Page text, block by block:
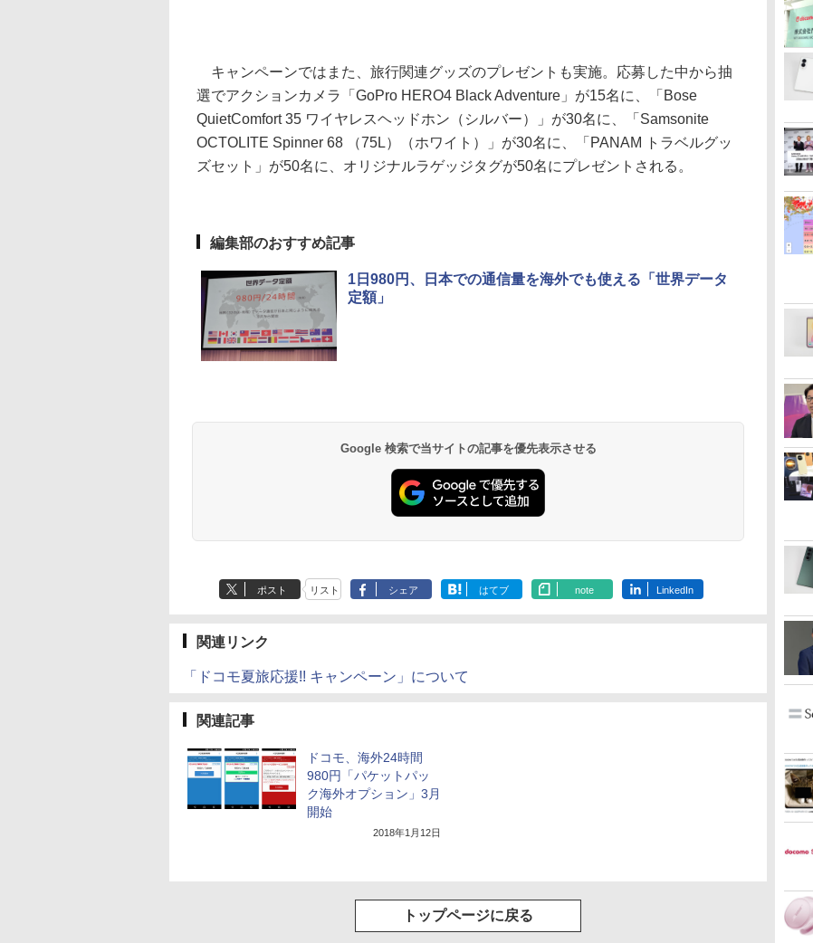
キャンペーンではまた、旅行関連グッズのプレゼントも実施。応募した中から抽
選でアクションカメラ「GoPro HERO4 Black Adventure」が15名に、「Bose
QuietComfort 35 ワイヤレスヘッドホン（シルバー）」が30名に、「Samsonite
OCTOLITE Spinner 68 （75L）（ホワイト）」が30名に、「PANAM トラベルグッ
ズセット」が50名に、オリジナルラゲッジタグが50名にプレゼントされる。
編集部のおすすめ記事
1日980円、日本での通信量を海外でも使える「世界データ
定額」
Google 検索で当サイトの記事を優先表示させる
ポスト リスト シェア はてブ note LinkedIn
関連リンク
「ドコモ夏旅応援!! キャンペーン」について
関連記事
ドコモ、海外24時間
980円「パケットパッ
ク海外オプション」3月
開始
2018年1月12日
トップページに戻る